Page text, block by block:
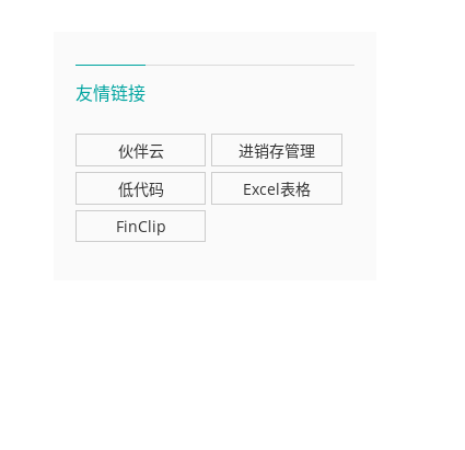
友情链接
伙伴云
进销存管理
低代码
Excel表格
FinClip